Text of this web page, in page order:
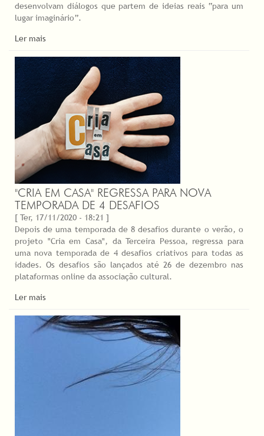
desenvolvam diálogos que partem de ideias reais “para um
lugar imaginário”.
Ler mais
"CRIA EM CASA" REGRESSA PARA NOVA
TEMPORADA DE 4 DESAFIOS
[ Ter, 17/11/2020 - 18:21 ]
Depois de uma temporada de 8 desafios durante o verão, o
projeto "Cria em Casa", da Terceira Pessoa, regressa para
uma nova temporada de 4 desafios criativos para todas as
idades. Os desafios são lançados até 26 de dezembro nas
plataformas online da associação cultural.
Ler mais